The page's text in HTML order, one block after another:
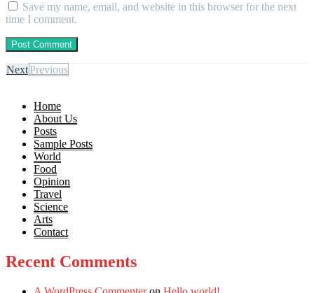
Save my name, email, and website in this browser for the next
time I comment.
NextPrevious
Home
About Us
Posts
Sample Posts
World
Food
Opinion
Travel
Science
Arts
Contact
Recent Comments